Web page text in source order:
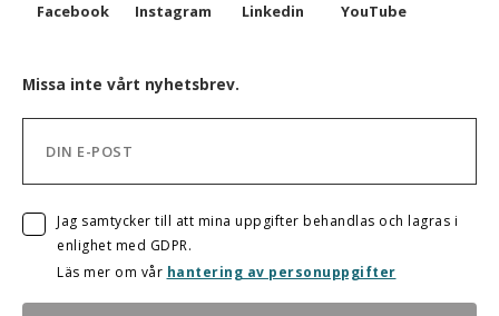
Facebook Instagram Linkedin YouTube
Missa inte vårt nyhetsbrev.
Jag samtycker till att mina uppgifter behandlas och lagras i
enlighet med GDPR.
Läs mer om vår hantering av personuppgifter